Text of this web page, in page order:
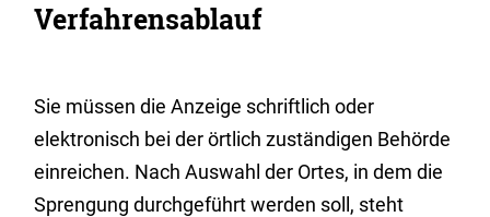
Verfahrensablauf
Sie müssen die Anzeige schriftlich oder
elektronisch bei der örtlich zuständigen Behörde
einreichen. Nach Auswahl der Ortes, in dem die
Sprengung durchgeführt werden soll, steht